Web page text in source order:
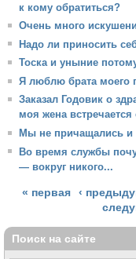
к кому обратиться?
Очень много
Надо ли приносить
Тоска и уныние
Я люблю брата моего
Заказал Годовик о
моя жена
Мы не причащались и
Во время службы
— вокруг никого...
Страницы
« первая ‹
Поиск на сайте